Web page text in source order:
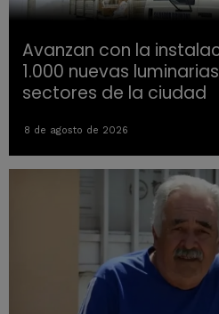
Avanzan con la
1.000 nuevas
sectores de la ciudad
8 de agosto de 2026